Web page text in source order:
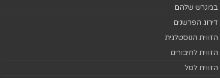
במגרש שלהם
דירוג הפרשנים
הזווית הנוסטלגית
הזווית לחיבורים
הזווית לסל